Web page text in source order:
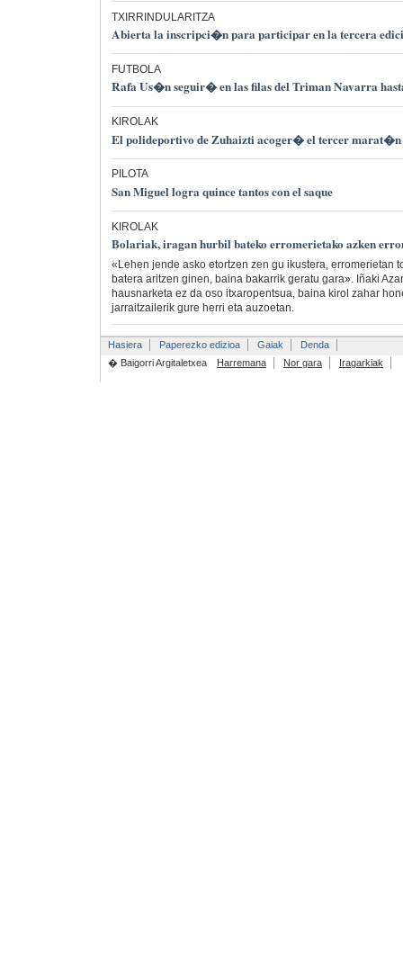
TXIRRINDULARITZA
Abierta la inscripci�n para participar en la tercera
FUTBOLA
Rafa Us�n seguir� en las filas del Triman Navarra
KIROLAK
El polideportivo de Zuhaizti acoger� el tercer
PILOTA
San Miguel logra quince tantos con el saque
KIROLAK
Bolariak, iragan hurbil bateko erromerietako azken
«Lehen jende asko etortzen zen gu ikustera, erromerietan
batera aritzen ginen, baina bakarrik geratu gara». Iñaki
hausnarketa ez da oso itxaropentsua, baina kirol zahar
jarraitzailerik gure herri eta auzoetan.
Hasiera Paperezko edizioa Gaiak
Denda
� Baigorri Argitaletxea
Harremana Nor gara Iragarkiak